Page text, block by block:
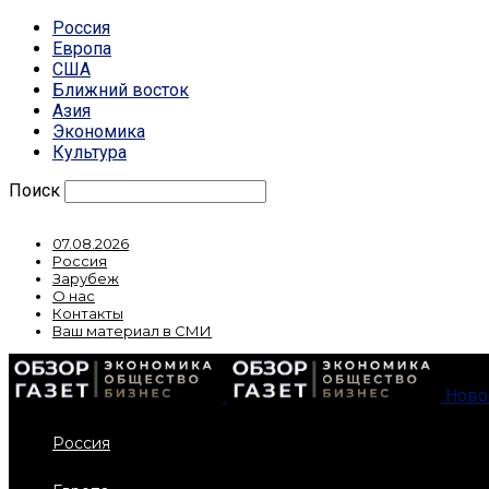
Россия
Европа
США
Ближний восток
Азия
Экономика
Культура
Поиск
07.08.2026
Россия
Зарубеж
О нас
Контакты
Ваш материал в СМИ
Россия